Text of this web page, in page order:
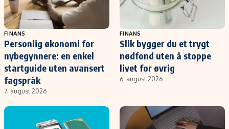
FINANS
Personlig økonomi for
nybegynnere: en enkel
startguide uten avansert
fagspråk
7. august 2026
FINANS
Slik bygger du et trygt
nødfond uten å stoppe
livet for øvrig
6. august 2026